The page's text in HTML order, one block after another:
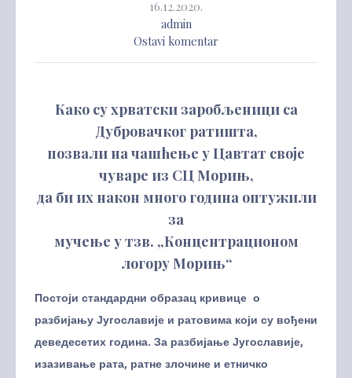
16.12.2020.
admin
Ostavi komentar
Како су хрватски заробљеници са
Дубровачког ратишта,
позвали на чашћење у Цавтат своје
чуваре из СЦ Морињ,
да би их након много година оптужили
за
мучење у тзв. „Концентрационом
логору Морињ“
Постоји стандардни образац кривице о
разбијању Југославије и ратовима који су вођени
деведесетих година. За разбијање Југославије,
изазивање рата, ратне злочине и етничко